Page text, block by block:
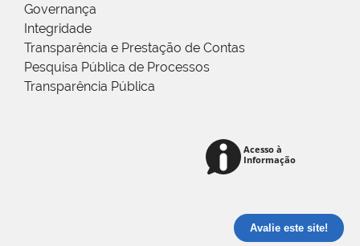
Governança
Integridade
Transparência e Prestação de Contas
Pesquisa Pública de Processos
Transparência Pública
Avalie este site!